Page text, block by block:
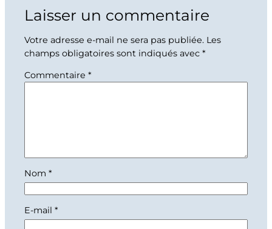
Laisser un commentaire
Votre adresse e-mail ne sera pas publiée. Les
champs obligatoires sont indiqués avec *
Commentaire *
Nom *
E-mail *